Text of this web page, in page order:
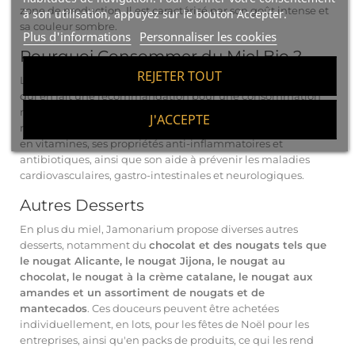
à son utilisation, appuyez sur le bouton Accepter.
Plus d'informations Personnaliser les cookies
REJETER TOUT
J'ACCEPTE
zone de production. Il est caractérisé par son goût intense et
sa couleur sombre.
Pourquoi Consommer du Miel Bio ?
Le offre de nombreuxbienfaits pour la santé
qui en fait une recommandation pour une consommation
régulière. Parmi ses bienfaits pour la santé, on trouve sa
richesse en nutriments et en antioxydants, sa teneur élevée
en vitamines, ses propriétés anti-inflammatoires et
antibiotiques, ainsi que son aide à prévenir les maladies
cardiovasculaires, gastro-intestinales et neurologiques.
Autres Desserts
En plus du miel, Jamonarium propose diverses autres
desserts, notamment du chocolat et des nougats tels que
le nougat Alicante, le nougat Jijona, le nougat au
chocolat, le nougat à la crème catalane, le nougat aux
amandes et un assortiment de nougats et de
mantecados. Ces douceurs peuvent être achetées
individuellement, en lots, pour les fêtes de Noël pour les
entreprises, ainsi qu'en packs de produits, ce qui les rend